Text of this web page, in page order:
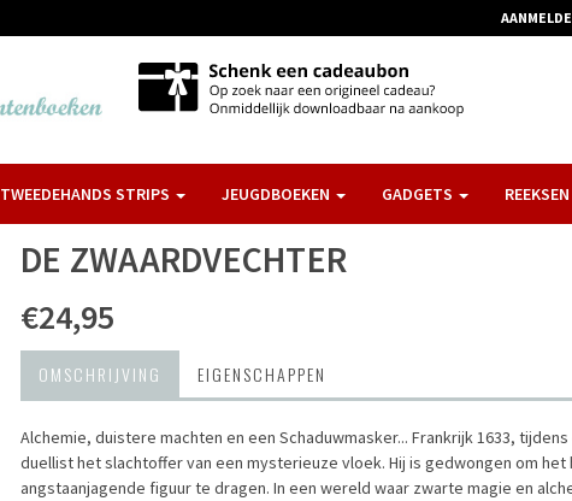
TWEEDEHANDS STRIPS JEUGDBOEKEN GADGETS REEKSEN
DE ZWAARDVECHTER
€24,95
OMSCHRIJVING EIGENSCHAPPEN
Alchemie, duistere machten en een Schaduwmasker... Frankrijk 1633,
duellist het slachtoffer van een mysterieuze vloek. Hij is gedwongen om
angstaanjagende figuur te dragen. In een wereld waar zwarte magie en